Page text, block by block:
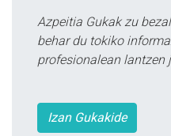
Azpeitia Gukak zu
behar du tokiko
profesionalean lantzen
Izan Gukakide